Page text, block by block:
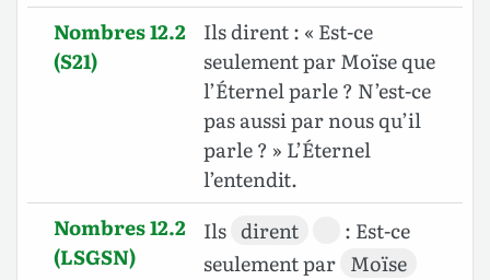
Nombres 12.2
(S21)
Ils dirent : « Est-ce
seulement par Moïse que
l’Éternel parle ? N’est-ce
pas aussi par nous qu’il
parle ? » L’Éternel
l’entendit.
Nombres 12.2
(LSGSN)
Ils dirent
: Est-ce
seulement par Moïse